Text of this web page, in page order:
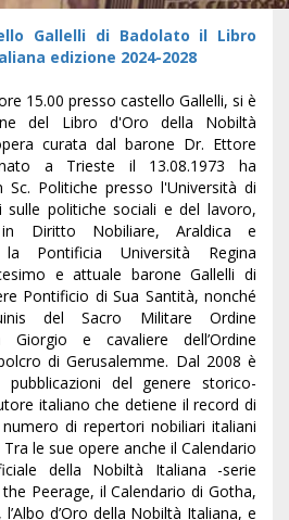
Gallelli di Badolato il Libro
edizione 2024-2028
15.00 presso castello Gallelli, si è
del Libro d'Oro della Nobiltà
curata dal barone Dr. Ettore
a Trieste il 13.08.1973 ha
Politiche presso l'Università di
politiche sociali e del lavoro,
in Diritto Nobiliare, Araldica e
Pontificia Università Regina
e attuale barone Gallelli di
Pontificio di Sua Santità, nonché
del Sacro Militare Ordine
e cavaliere dell’Ordine
di Gerusalemme. Dal 2008 è
del genere storico-
italiano che detiene il record di
di repertori nobiliari italiani
le sue opere anche il Calendario
della Nobiltà Italiana -serie
Peerage, il Calendario di Gotha,
d’Oro della Nobiltà Italiana, e